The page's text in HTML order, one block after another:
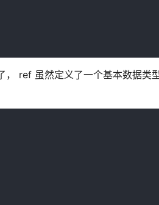
ref 虽然定义了一个基本数据类